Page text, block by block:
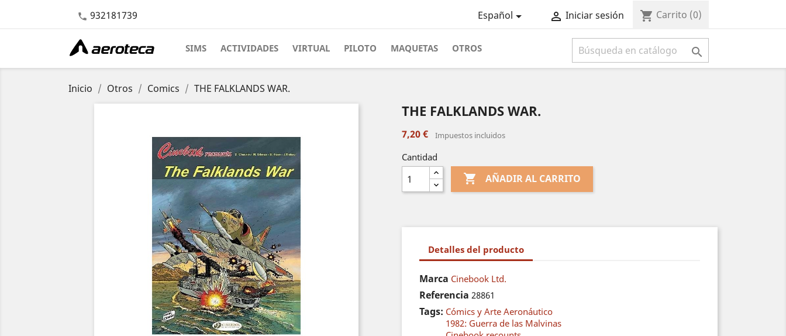
 932181739 Español  Iniciar sesión shopping_cart Carrito (0)
SIMS ACTIVIDADES VIRTUAL PILOTO MAQUETAS OTROS 
Inicio Otros Comics THE FALKLANDS WAR.
THE FALKLANDS WAR.
7,20 € Impuestos incluidos
Cantidad
 AÑADIR AL CARRITO
Detalles del producto
Marca Cinebook Ltd.
Referencia 28861
Tags: Cómics y Arte Aeronáutico
1982: Guerra de las Malvinas